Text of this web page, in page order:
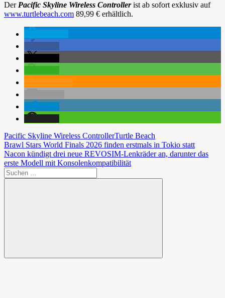
DerPacific Skyline Wireless Controllerist ab sofort exklusiv auf
www.turtlebeach.com 89,99 € erhältlich.
Pacific Skyline Wireless ControllerTurtle Beach
Beitragsnavigation
Vorheriger
Beitrag:
Brawl Stars World Finals 2026 finden erstmals in Tokio statt
Nächster
Beitrag:
Nacon kündigt drei neue REVOSIM-Lenkräder an, darunter das
erste Modell mit Konsolenkompatibilität
Suchen
nach:
Suchen